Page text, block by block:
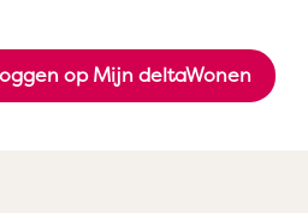
op Mijn deltaWonen